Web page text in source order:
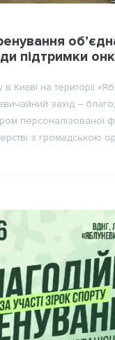
підтримки
Києві на території
захід –
персоналізованої
з громадською